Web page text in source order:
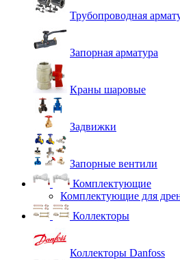
Трубопроводная
Запорная арматура
Краны шаровые
Задвижки
Запорные вентили
Комплектующие
Комплектующие для
Коллекторы
Коллекторы Danfoss